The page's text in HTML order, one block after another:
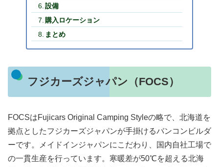
設備
購入ロケーション
まとめ
フジカーズジャパン（FOCS）
FOCSはFujicars Original Camping Styleの略で、北海道を
拠点としたフジカーズジャパンが手掛けるバンコンビルダ
ーです。メイドインジャパンにこだわり、国内自社工場で
の一貫生産を行っています。寒暖差が50℃を超える北海